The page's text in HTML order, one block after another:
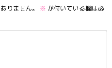
りません。 ※ が付いている欄は必